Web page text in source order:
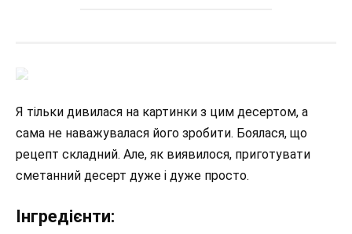
Я тільки дивилася на картинки з цим десертом, а
сама не наважувалася його зробити. Боялася, що
рецепт складний. Але, як виявилося, приготувати
сметанний десерт дуже і дуже просто.
Інгредієнти: